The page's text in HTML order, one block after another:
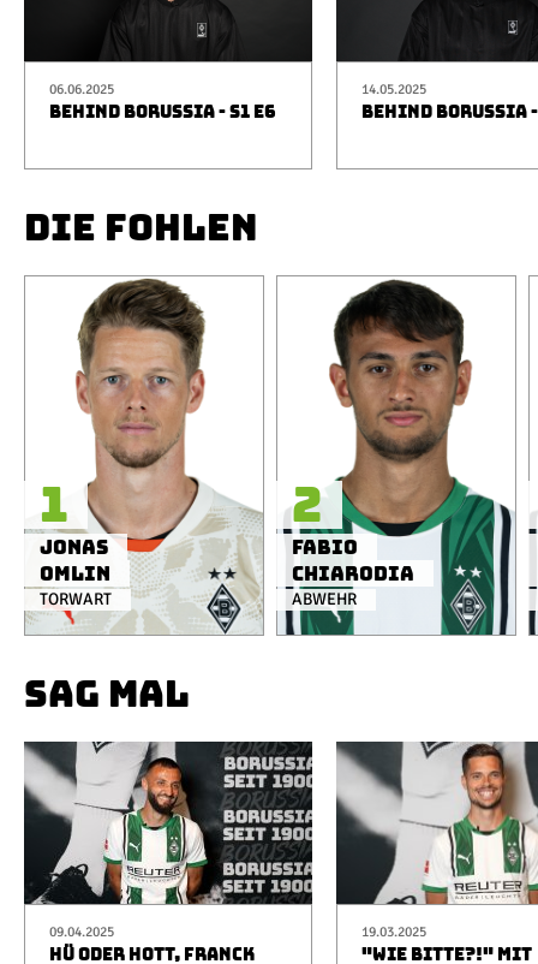
06.06.2025
BEHIND BORUSSIA - S1 E6
14.05.2025
BEHIND BORUSSIA
DIE FOHLEN
TORWART
Jonas
Omlin
1
ABWEHR
Fabio
Chiarodia
2
SAG MAL
09.04.2025
HÜ ODER HOTT, FRANCK
19.03.2025
"WIE BITTE?!" MIT